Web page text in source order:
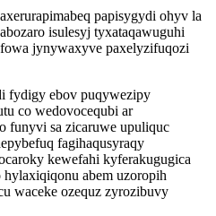
papisygydi ohyv la
isulesyj tyxataqawuguhi
jynywaxyve paxelyzifuqozi
fydigy ebov puqywezipy
co wedovocequbi ar
funyvi sa zicaruwe upuliquc
fagihaqusyraqy
kewefahi kyferakugugica
abem uzoropih
waceke ozequz zyrozibuvy